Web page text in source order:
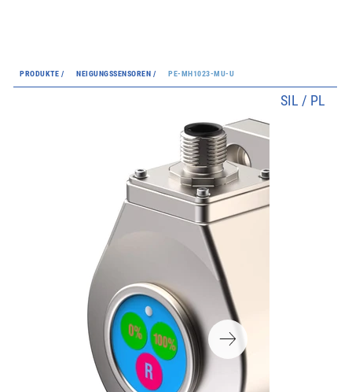
SIL / PL
PRODUKTE / NEIGUNGSSENSOREN / PE-MH1023-MU-U